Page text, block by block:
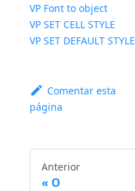
VP Font to object
VP SET CELL STYLE
VP SET DEFAULT STYLE
Comentar esta
página
Anterior
O